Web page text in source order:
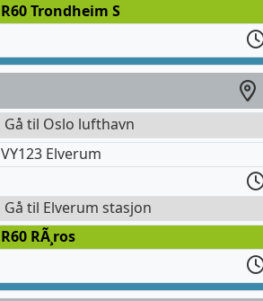
R60 Trondheim S
Gå til Oslo lufthavn
VY123 Elverum
Gå til Elverum stasjon
R60 RÃ¸ros